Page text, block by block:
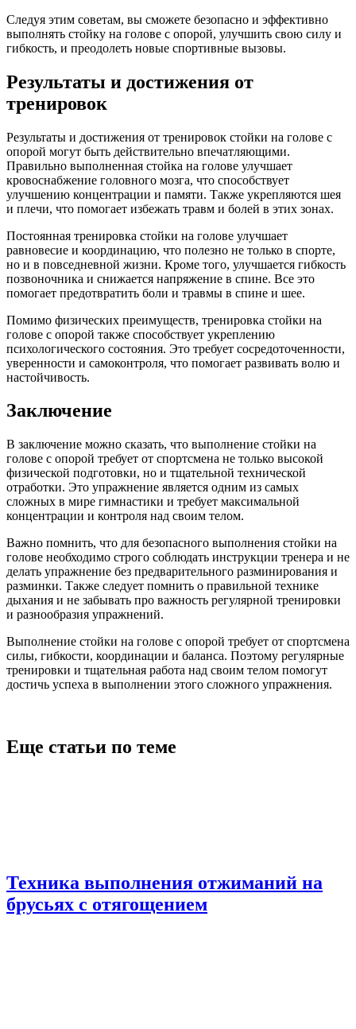
Следуя этим советам, вы сможете безопасно и эффективно
выполнять стойку на голове с опорой, улучшить свою силу и
гибкость, и преодолеть новые спортивные вызовы.
Результаты и достижения от
тренировок
Результаты и достижения от тренировок стойки на голове с
опорой могут быть действительно впечатляющими.
Правильно выполненная стойка на голове улучшает
кровоснабжение головного мозга, что способствует
улучшению концентрации и памяти. Также укрепляются шея
и плечи, что помогает избежать травм и болей в этих зонах.
Постоянная тренировка стойки на голове улучшает
равновесие и координацию, что полезно не только в спорте,
но и в повседневной жизни. Кроме того, улучшается гибкость
позвоночника и снижается напряжение в спине. Все это
помогает предотвратить боли и травмы в спине и шее.
Помимо физических преимуществ, тренировка стойки на
голове с опорой также способствует укреплению
психологического состояния. Это требует сосредоточенности,
уверенности и самоконтроля, что помогает развивать волю и
настойчивость.
Заключение
В заключение можно сказать, что выполнение стойки на
голове с опорой требует от спортсмена не только высокой
физической подготовки, но и тщательной технической
отработки. Это упражнение является одним из самых
сложных в мире гимнастики и требует максимальной
концентрации и контроля над своим телом.
Важно помнить, что для безопасного выполнения стойки на
голове необходимо строго соблюдать инструкции тренера и не
делать упражнение без предварительного разминирования и
разминки. Также следует помнить о правильной технике
дыхания и не забывать про важность регулярной тренировки
и разнообразия упражнений.
Выполнение стойки на голове с опорой требует от спортсмена
силы, гибкости, координации и баланса. Поэтому регулярные
тренировки и тщательная работа над своим телом помогут
достичь успеха в выполнении этого сложного упражнения.
Еще статьи по теме
Техника выполнения отжиманий на
брусьях с отягощением